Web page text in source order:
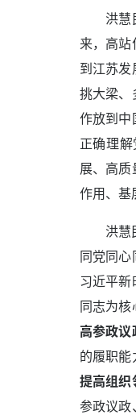
洪
来，高
到江苏
挑大梁
作放到
正确理
展、高
作用、基
洪
同党同心
习近平
同志为
高参政议
的履职
提高组织
参政议